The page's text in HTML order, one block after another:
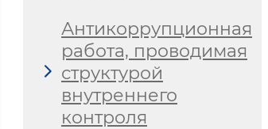
Антикоррупционная
работа, проводимая
структурой
внутреннего
контроля